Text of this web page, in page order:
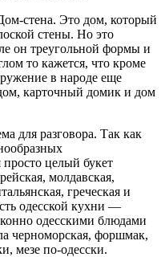
стена. Это дом, который
стены. Но это
он треугольной формы и
то кажется, что кроме
в народе еще
карточный домик и дом
для разговора. Так как
просто целый букет
молдавская,
греческая и
одесской кухни —
одесскими блюдами
черноморская, форшмак,
мезе по-одесски.